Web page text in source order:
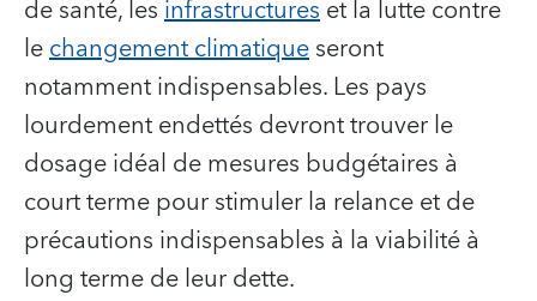
de santé, lesinfrastructureset la lutte contre
lechangement climatiqueseront
notamment indispensables. Les pays
lourdement endettés devront trouver le
dosage idéal de mesures budgétaires à
court terme pour stimuler la relance et de
précautions indispensables à la viabilité à
long terme de leur dette.